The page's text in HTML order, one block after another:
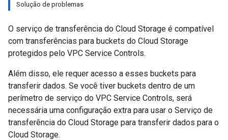
Solução de problemas
O serviço de transferência do Cloud Storage é compatível
com transferências para buckets do Cloud Storage
protegidos pelo VPC Service Controls.
Além disso, ele requer acesso a esses buckets para
transferir dados. Se você tiver buckets dentro de um
perímetro de serviço do VPC Service Controls, será
necessária uma configuração extra para usar o Serviço de
transferência do Cloud Storage para transferir dados para o
Cloud Storage.